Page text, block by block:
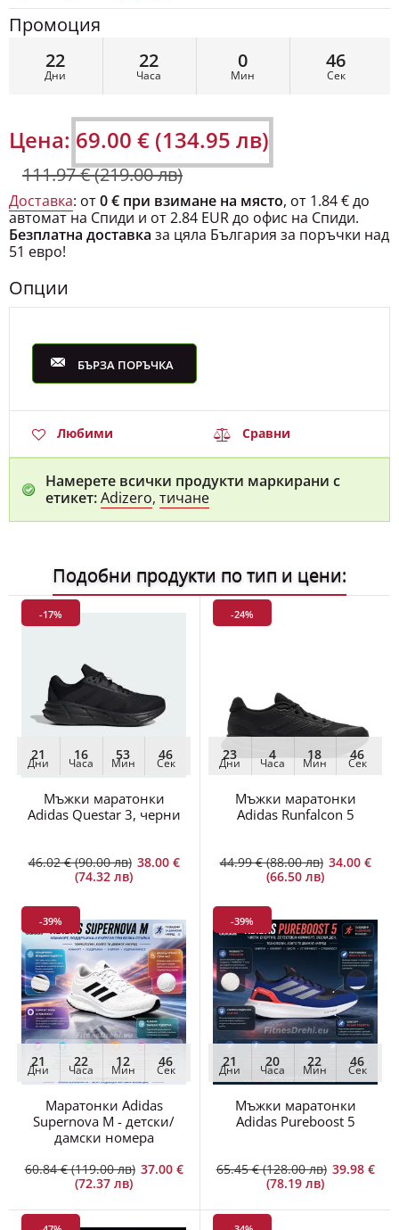
Промоция
22
Дни
22
Часа
0
Мин
45
Сек
Цена: 69.00 € (134.95 лв)
111.97 € (219.00 лв)
Доставка: от0 € при взимане на място, от 1.84 € до
автомат на Спиди и от 2.84 EUR до офис на Спиди.
Безплатна доставка за цяла България за поръчки над
51 евро!
Опции
БЪРЗА ПОРЪЧКА
Любими Сравни
Намерете всички продукти маркирани с
етикет:Adizero, тичане
Подобни продукти по тип и цени:
-17%
21
Дни
16
Часа
53
Мин
45
Сек
Мъжки маратонки
Adidas Questar 3, черни
46.02 € (90.00 лв) 38.00 €
(74.32 лв)
-24%
23
Дни
4
Часа
18
Мин
45
Сек
Мъжки маратонки
Adidas Runfalcon 5
44.99 € (88.00 лв) 34.00 €
(66.50 лв)
-39%
21
Дни
22
Часа
12
Мин
45
Сек
Маратонки Adidas
Supernova M - детски/
дамски номера
60.84 € (119.00 лв) 37.00 €
(72.37 лв)
-39%
21
Дни
20
Часа
22
Мин
45
Сек
Мъжки маратонки
Adidas Pureboost 5
65.45 € (128.00 лв) 39.98 €
(78.19 лв)